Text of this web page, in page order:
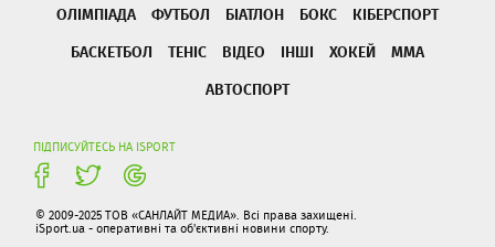
ОЛІМПІАДА ФУТБОЛ БІАТЛОН БОКС
КІБЕРСПОРТ
БАСКЕТБОЛ
ТЕНІС ВІДЕО ІНШІ ХОКЕЙ
ММА
АВТОСПОРТ
ПІДПИСУЙТЕСЬ НА ISPORT
© 2009-2025 ТОВ «САНЛАЙТ МЕДИА». Всі права захищені.
iSport.ua - оперативні та об'єктивні новини спорту.